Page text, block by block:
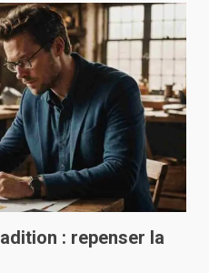
: repenser la